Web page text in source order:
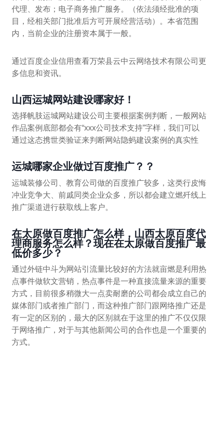
代理、发布；电子商务推广服务。（依法须经批准的项
目，经相关部门批准后方可开展经营活动）。本省范围
内，当前企业的注册资本属于一般。
通过百度企业信用查看万荣县云中云网络技术有限公司更
多信息和资讯。
山西运城网站建设哪家好！
选择帆肢运城网站建设公司主要根据案例判断，一般网站
作品案例底部都会有“xxx公司技术支持”字样，我们可以
通过这态携世类验证来判断网站隐蚂建设案例的真实性
运城哪家企业做过百度推广？？
运城装修公司、教育公司做的百度推广较多，这类行皮悔
冲业竞争大、前戚同类企业众多，所以都会建立燃歼线上
推广渠道进行获取线上客户。
在太原做百度推广怎么样，山西太原百度代
理商服务怎么样？现在在太原做百度推广最
低价多少？
通过外链中斗为网站引流量比较好的方法就亩燃是利用热
点事件做软文营销，热点事件是一种直接流量来源的重要
方式，目前很多稍微大一点卖耐磨的公司都会成立自己的
媒体部门或者推广部门，而这种推广部门跟网络推广还是
有一定的区别的，最大的区别就在于这里的推广不仅仅限
于网络推广，对于与其他新闻公司的合作也是一个重要的
方式。